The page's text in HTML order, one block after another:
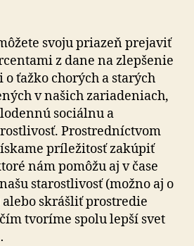
svoju priazeň prejaviť
z dane na zlepšenie
ťažko chorých a starých
v našich zariadeniach,
sociálnu a
Prostredníctvom
príležitosť zakúpiť
nám pomôžu aj v čase
starostlivosť (možno aj o
skrášliť prostredie
tvoríme spolu lepší svet